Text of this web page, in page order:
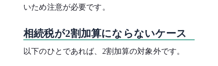
いため注意が必要です。
相続税が2割加算にならないケース
以下のひとであれば、2割加算の対象外です。